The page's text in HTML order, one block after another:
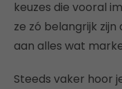
keuzes die vooral
ze zó belangrijk
aan alles wat
Steeds vaker hoor